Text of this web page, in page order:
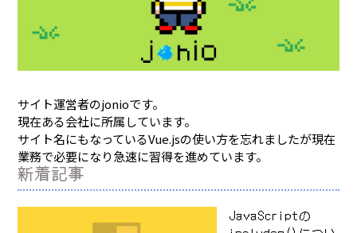
サイト運営者のjonioです。
現在ある会社に所属しています。
サイト名にもなっているVue.jsの使い方を忘れましたが現在
業務で必要になり急速に習得を進めています。
新着記事
JavaScriptの